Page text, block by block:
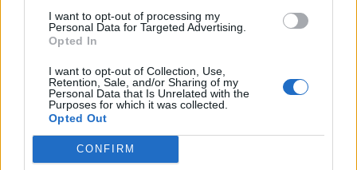
I want to opt-out of processing my
Personal Data for Targeted Advertising.
Opted In
I want to opt-out of Collection, Use,
Retention, Sale, and/or Sharing of my
Personal Data that Is Unrelated with the
Purposes for which it was collected.
Opted Out
CONFIRM
Iscriviti alla
newsletter
Commenti
Accedioregistratiper commentare questo